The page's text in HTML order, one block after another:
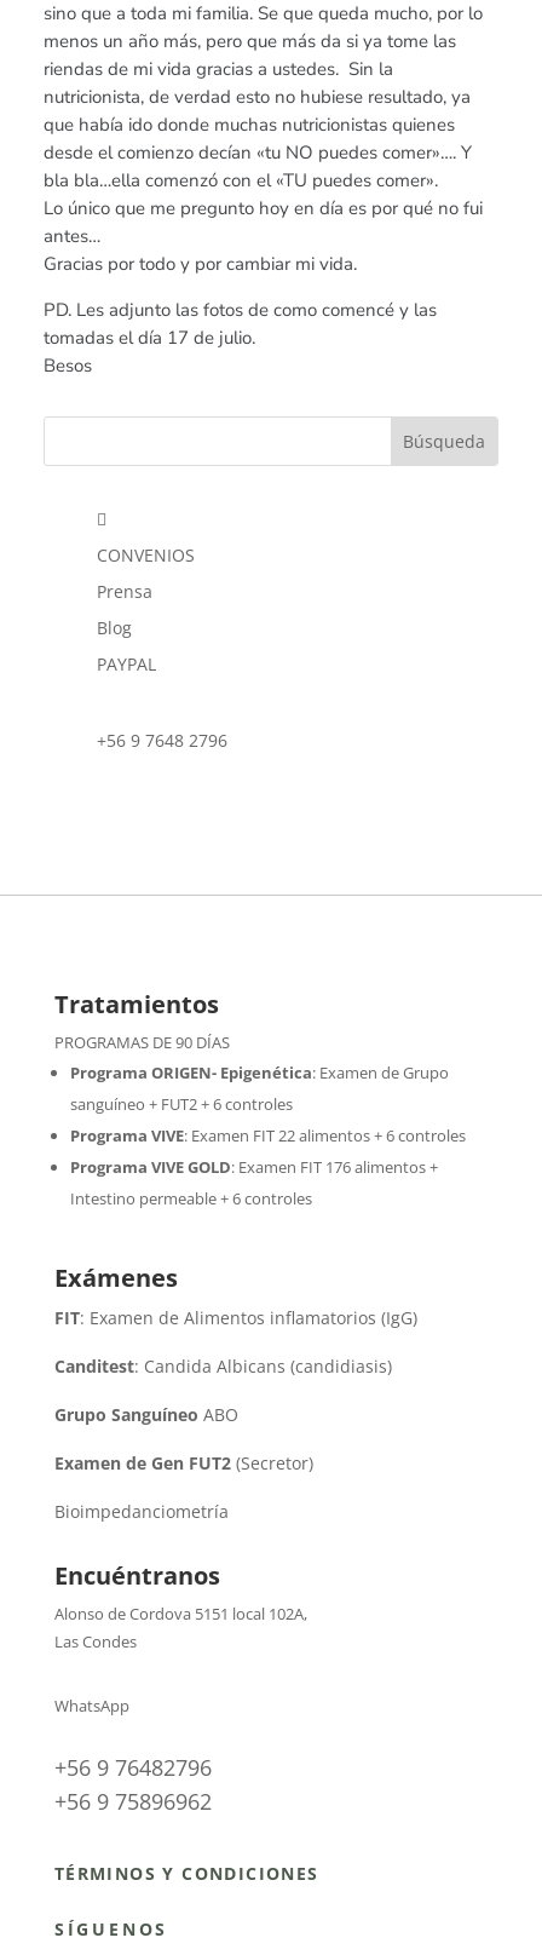
sino que a toda mi familia. Se que queda mucho, por lo
menos un año más, pero que más da si ya tome las
riendas de mi vida gracias a ustedes. Sin la
nutricionista, de verdad esto no hubiese resultado, ya
que había ido donde muchas nutricionistas quienes
desde el comienzo decían «tu NO puedes comer»…. Y
bla bla…ella comenzó con el «TU puedes comer».
Lo único que me pregunto hoy en día es por qué no fui
antes…
Gracias por todo y por cambiar mi vida.
PD. Les adjunto las fotos de como comencé y las
tomadas el día 17 de julio.
Besos

CONVENIOS
Prensa
Blog
PAYPAL
+56 9 7648 2796
Tratamientos
PROGRAMAS DE 90 DÍAS
Programa ORIGEN- Epigenética:Examen de Grupo
sanguíneo + FUT2 + 6 controles
Programa VIVE: Examen FIT 22 alimentos + 6 controles
Programa VIVE GOLD: Examen FIT 176 alimentos +
Intestino permeable + 6 controles
Exámenes
FIT: Examen de Alimentos inflamatorios (IgG)
Canditest: Candida Albicans (candidiasis)
Grupo Sanguíneo ABO
Examen de Gen FUT2(Secretor)
Bioimpedanciometría
Encuéntranos
Alonso de Cordova 5151 local 102A,
Las Condes
WhatsApp
+56 9 76482796
+56 9 75896962
TÉRMINOS Y CONDICIONES
SÍGUENOS